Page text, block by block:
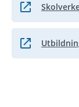
Länk till
Länk till